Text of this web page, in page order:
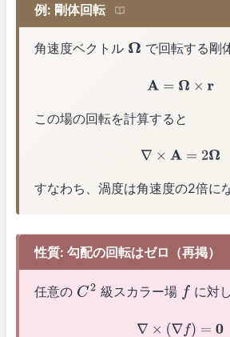
例: 剛体回転
角速度ベクトル Ω で回転する剛
A= Ω× r
この場の回転を計算すると
∇ ×A= 2Ω
すなわち、渦度は角速度の2倍にな
性質: 勾配の回転はゼロ（再掲）
任意の C2 級スカラー場 f に対
∇ ×(∇f)= 0